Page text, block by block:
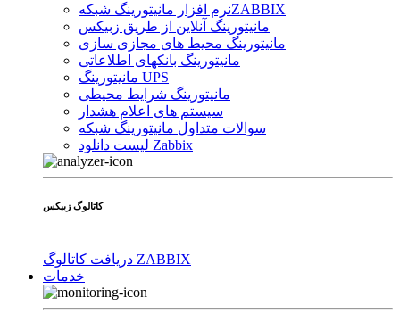
نرم افزار مانیتورینگ شبکهZABBIX
مانیتورینگ آنلاین از طریق زبیکس
مانیتورینگ محیط های مجازی سازی
مانیتورینگ بانکهای اطلاعاتی
مانیتورینگ UPS
مانیتورینگ شرایط محیطی
سیستم های اعلام هشدار
سوالات متداول مانیتورینگ شبکه
لیست دانلود Zabbix
کاتالوگ زبیکس
دریافت کاتالوگ ZABBIX
خدمات